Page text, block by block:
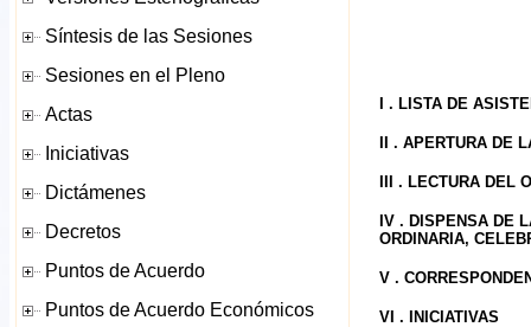
I . LISTA DE
II . APERTURA DE
III . LECTURA DEL
IV . DISPENSA DE
ORDINARIA,
V .
VI . INICIATIVAS